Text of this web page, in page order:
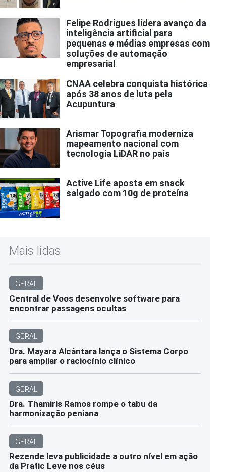
Felipe Rodrigues lidera avanço da
inteligência artificial para
pequenas e médias empresas com
soluções de automação
empresarial
CNAA celebra conquista histórica
após 38 anos de luta pela
Acupuntura
Arismar Topografia moderniza
mapeamento nacional com
tecnologia LiDAR no país
Active Life aposta em snack
salgado com 10g de proteína
Mais lidas
GERAL
Central de Voos desenvolve software para
encontrar passagens ocultas
GERAL
Dra. Mayara Alcântara lança o Sistema Corpo
para ampliar o raciocínio clínico
GERAL
Dra. Thamiris Ramos rompe o tabu da
harmonização peniana
GERAL
Rezende leva publicidade a outro nível em ação
da Pratic Leve nos céus